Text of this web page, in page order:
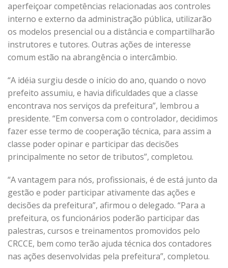
aperfeiçoar competências relacionadas aos controles
interno e externo da administração pública, utilizarão
os modelos presencial ou a distância e compartilharão
instrutores e tutores. Outras ações de interesse
comum estão na abrangência o intercâmbio.
“A idéia surgiu desde o início do ano, quando o novo
prefeito assumiu, e havia dificuldades que a classe
encontrava nos serviços da prefeitura”, lembrou a
presidente. “Em conversa com o controlador, decidimos
fazer esse termo de cooperação técnica, para assim a
classe poder opinar e participar das decisões
principalmente no setor de tributos”, completou.
“A vantagem para nós, profissionais, é de está junto da
gestão e poder participar ativamente das ações e
decisões da prefeitura”, afirmou o delegado. “Para a
prefeitura, os funcionários poderão participar das
palestras, cursos e treinamentos promovidos pelo
CRCCE, bem como terão ajuda técnica dos contadores
nas ações desenvolvidas pela prefeitura”, completou.